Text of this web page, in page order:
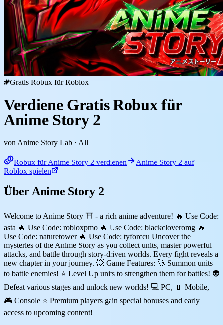
Gratis Robux für Roblox
Verdiene Gratis Robux für
Anime Story 2
von Anime Story Lab · All
Robux für Anime Story 2 verdienen
Anime Story 2 auf
Roblox spielen
Über Anime Story 2
Welcome to Anime Story ⛩️ - a rich anime adventure! 🔥 Use Code:
asta 🔥 Use Code: robloxpmo 🔥 Use Code: blackcloveromg 🔥
Use Code: naturetower 🔥 Use Code: tyforccu Uncover the
mysteries of the Anime Story as you collect units, master powerful
attacks, and battle through story-driven worlds. Every fight reveals a
new chapter in your journey. 💥 Game Features: 🚀 Summon units
to battle enemies! ⭐ Level Up units to strengthen them for battles! 👽
Defeat various stages and unlock new worlds! 💻 PC, 📱 Mobile,
🎮 Console ⭐ Premium players gain special bonuses and early
access to upcoming content!